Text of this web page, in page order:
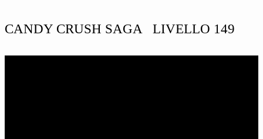
CANDY CRUSH SAGA LIVELLO 149